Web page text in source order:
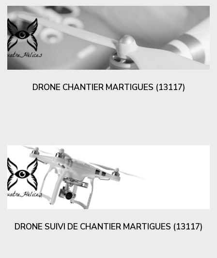
DRONE CHANTIER MARTIGUES (13117)
DRONE SUIVI DE CHANTIER MARTIGUES (13117)